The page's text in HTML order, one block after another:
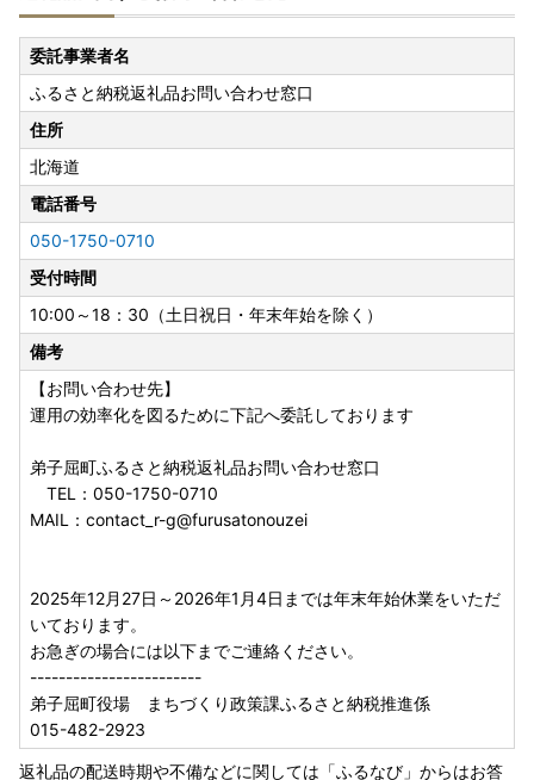
発送が完了しましたら、ご登録のメールアドレスへお荷物番
号をお知らせいたしますので、ご確認をよろしくお願いいた
します。
※寄附者様のご都合によって返礼品が受け取れなかった場
合、再発送は原則として対応しかねます。
委託事業者名
ふるさと納税返礼品お問い合わせ窓口
住所
北海道
電話番号
050-1750-0710
受付時間
10:00～18：30（土日祝日・年末年始を除く）
備考
【お問い合わせ先】
運用の効率化を図るために下記へ委託しております
弟子屈町ふるさと納税返礼品お問い合わせ窓口
TEL：050-1750-0710
MAIL：contact_r-g@furusatonouzei
2025年12月27日～2026年1月4日までは年末年始休業をいただ
いております。
お急ぎの場合には以下までご連絡ください。
------------------------
弟子屈町役場 まちづくり政策課ふるさと納税推進係
015-482-2923
返礼品の配送時期や不備などに関しては「ふるなび」からはお答